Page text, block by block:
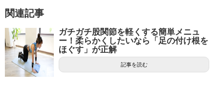
関連記事
ガチガチ股関節を軽くする簡単メニュ
ー！柔らかくしたいなら「足の付け根を
ほぐす」が正解
記事を読む